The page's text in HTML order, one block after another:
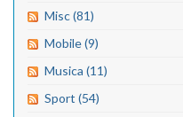
Misc (81)
Mobile (9)
Musica (11)
Sport (54)